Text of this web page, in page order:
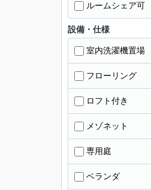
ルームシェア可
設備・仕様
室内洗濯機置場
フローリング
ロフト付き
メゾネット
専用庭
ベランダ